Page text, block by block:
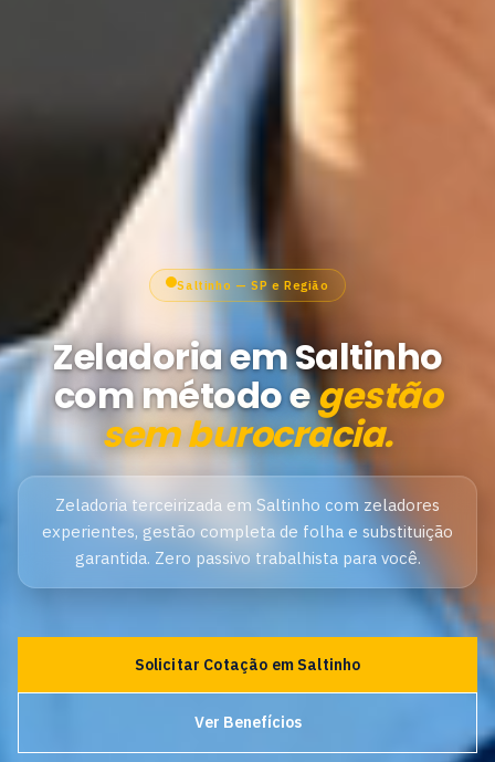
Saltinho — SP e Região
Zeladoria em Saltinho
com método egestão
sem burocracia.
Zeladoria terceirizada em Saltinho com zeladores
experientes, gestão completa de folha e substituição
garantida. Zero passivo trabalhista para você.
Solicitar Cotação em Saltinho
Ver Benefícios